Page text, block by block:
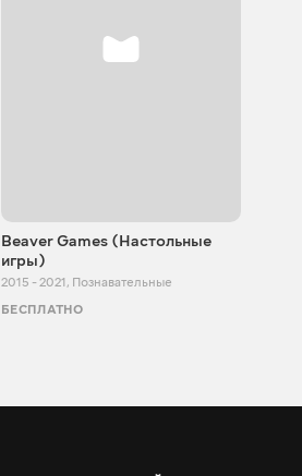
Beaver Games (Настольные
игры)
2015 - 2021, Познавательные
БЕСПЛАТНО